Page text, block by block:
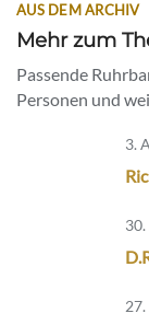
AUS DEM ARCHIV
Mehr zum
Passende
Personen und
3.